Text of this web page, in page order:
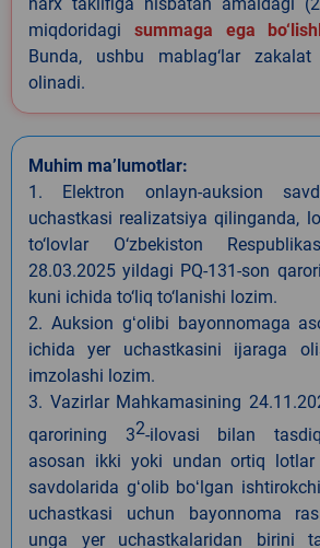
miqdoridagi summaga ega
Bunda, ushbu mablag‘lar
olinadi.
Muhim ma’lumotlar:
1. Elektron onlayn-auksion
uchastkasi realizatsiya qilinganda,
to‘lovlar O‘zbekiston
28.03.2025 yildagi PQ-131-son
kuni ichida to‘liq to‘lanishi lozim.
2. Auksion gʻolibi bayonnomaga
ichida yer uchastkasini ijaraga
imzolashi lozim.
3. Vazirlar Mahkamasining
qarorining 32-ilovasi bilan
asosan ikki yoki undan ortiq lotlar
savdolarida gʻolib boʻlgan
uchastkasi uchun bayonnoma
unga yer uchastkalaridan birini